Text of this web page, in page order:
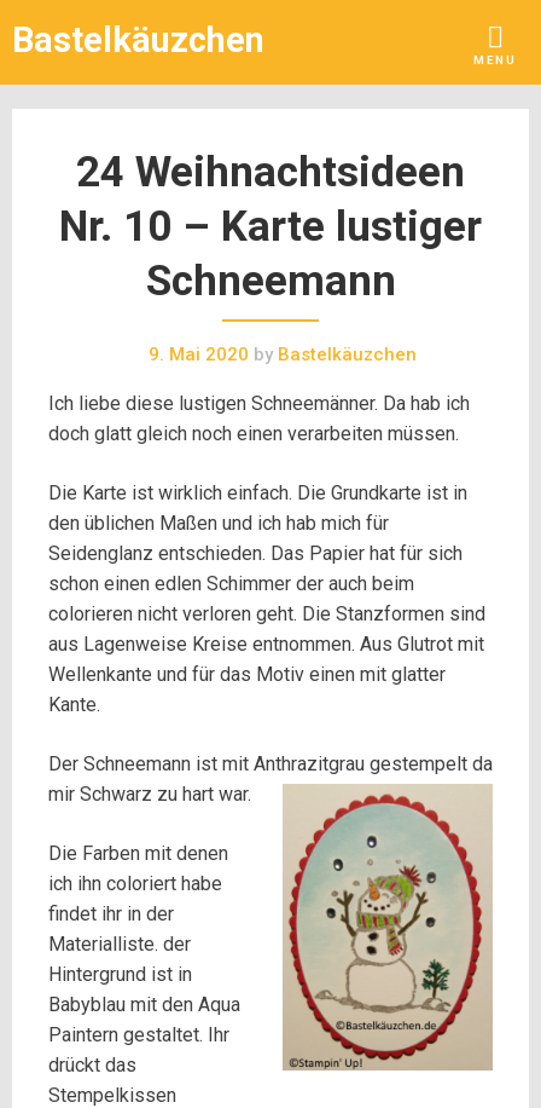
Bastelkäuzchen MENU
24 Weihnachtsideen
Nr. 10 – Karte lustiger
Schneemann
9. Mai 2020 by Bastelkäuzchen
Ich liebe diese lustigen Schneemänner. Da hab ich
doch glatt gleich noch einen verarbeiten müssen.
Die Karte ist wirklich einfach. Die Grundkarte ist in
den üblichen Maßen und ich hab mich für
Seidenglanz entschieden. Das Papier hat für sich
schon einen edlen Schimmer der auch beim
colorieren nicht verloren geht. Die Stanzformen sind
aus Lagenweise Kreise entnommen. Aus Glutrot mit
Wellenkante und für das Motiv einen mit glatter
Kante.
Der Schneemann ist mit Anthrazitgrau gestempelt da
mir Schwarz zu hart war.
Die Farben mit denen
ich ihn coloriert habe
findet ihr in der
Materialliste. der
Hintergrund ist in
Babyblau mit den Aqua
Paintern gestaltet. Ihr
drückt das
Stempelkissen